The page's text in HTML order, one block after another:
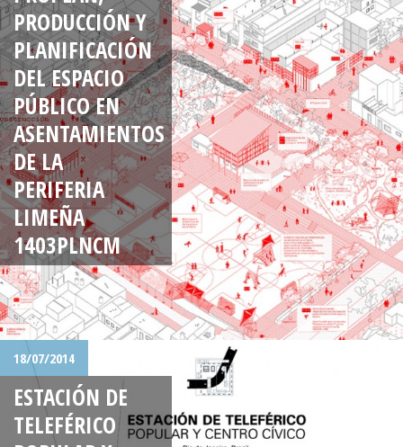
PRODUCCIÓN Y
PLANIFICACIÓN
DEL ESPACIO
PÚBLICO EN
ASENTAMIENTOS
DE LA
PERIFERIA
LIMEÑA
1403PLNCM
18/07/2014
ESTACIÓN DE
TELEFÉRICO